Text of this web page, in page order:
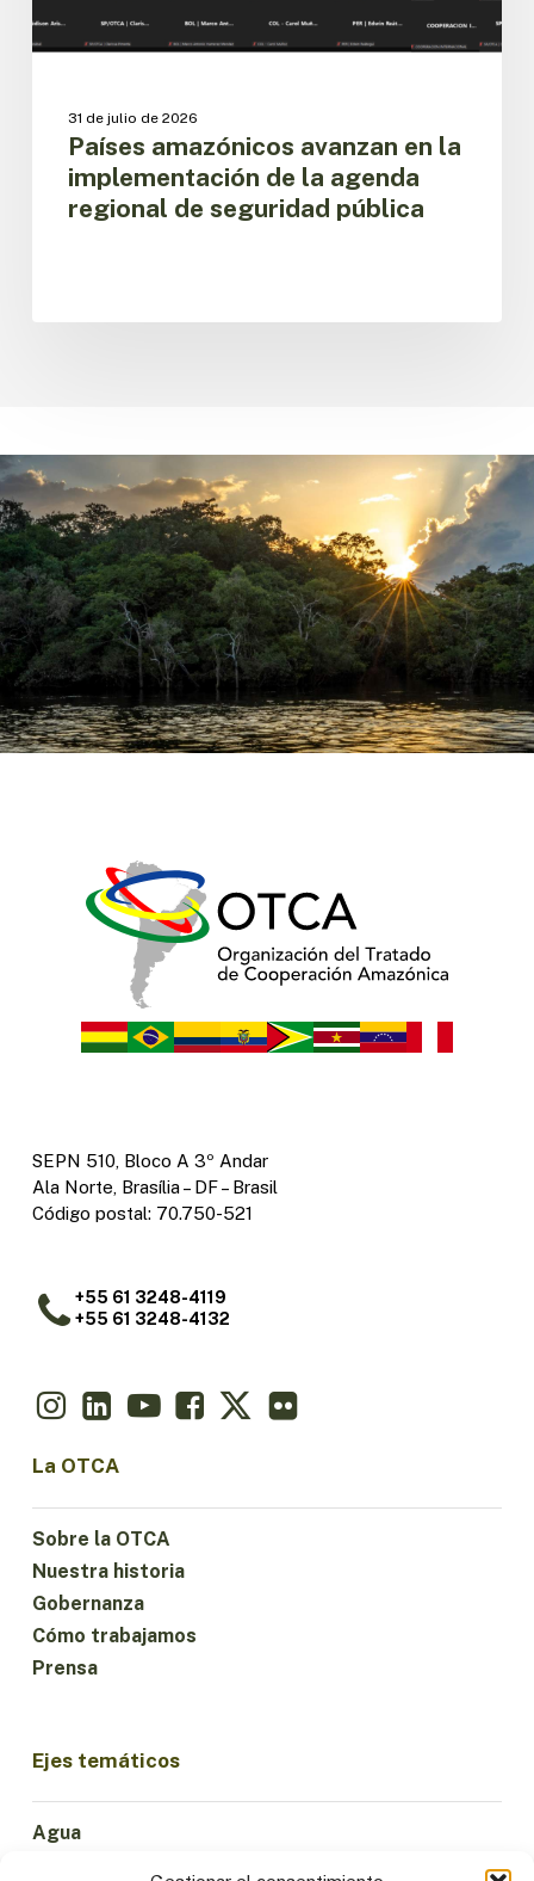
de
seguridad
31 de julio de 2026
Países amazónicos avanzan en la
implementación de la agenda
regional de seguridad pública
SEPN 510, Bloco A 3º Andar
Ala Norte, Brasília – DF – Brasil
Código postal: 70.750-521
+55 61 3248-4119
+55 61 3248-4132
La OTCA
Sobre la OTCA
Nuestra historia
Gobernanza
Cómo trabajamos
Prensa
Ejes temáticos
Agua